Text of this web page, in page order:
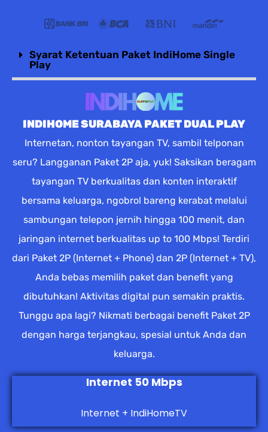
Syarat Ketentuan Paket IndiHome Single
Play
INDIHOME SURABAYA PAKET DUAL PLAY
Internetan, nonton tayangan TV, sambil telponan
seru? Langganan Paket 2P aja, yuk! Saksikan beragam
tayangan TV berkualitas dan konten interaktif
bersama keluarga, ngobrol bareng kerabat melalui
sambungan telepon jernih hingga 100 menit, dan
jaringan internet berkualitas up to 100 Mbps! Terdiri
dari Paket 2P (Internet + Phone) dan 2P (Internet + TV),
Anda bebas memilih paket dan benefit yang
dibutuhkan! Aktivitas digital pun semakin praktis.
Tunggu apa lagi? Nikmati berbagai benefit Paket 2P
dengan harga terjangkau, spesial untuk Anda dan
keluarga.
Internet 50 Mbps
Internet + IndiHomeTV